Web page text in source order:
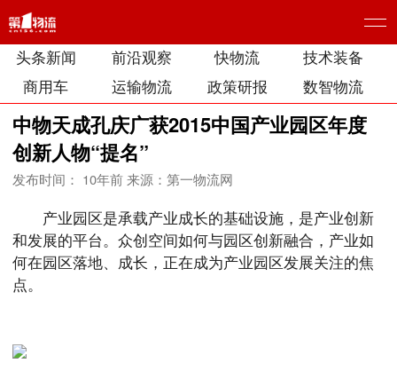
头条新闻 前沿观察 快物流
技术装备
商用车
运输物流 政策研报 数智物流
中物天成孔庆广获2015中国产业园区年度
创新人物“提名”
发布时间： 10年前来源：第一物流网
产业园区是承载产业成长的基础设施，是产业创新
和发展的平台。众创空间如何与园区创新融合，产业如
何在园区落地、成长，正在成为产业园区发展关注的焦
点。